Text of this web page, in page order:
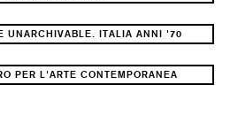
UNARCHIVABLE. ITALIA ANNI '70
PER L'ARTE CONTEMPORANEA